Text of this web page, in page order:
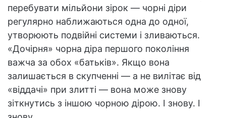
перебувати мільйони зірок — чорні діри
регулярно наближаються одна до одної,
утворюють подвійні системи і зливаються.
«Дочірня» чорна діра першого покоління
важча за обох «батьків». Якщо вона
залишається в скупченні — а не вилітає від
«віддачі» при злитті — вона може знову
зіткнутись з іншою чорною дірою. І знову. І